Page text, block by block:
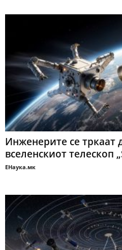
Инженерите се тркаат
вселенскиот телескоп
ЕНаука.мк